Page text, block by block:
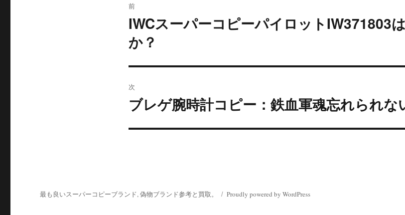
稿
ナ
ゲ
ー
前
前
の
投
稿:
IWCスーパーコピーパイロットIW371803
か？
次
次
の
投
ブレゲ腕時計コピー：鉄血軍魂忘れられな
最も良いスーパーコピーブランド, 偽物ブランド参考と買取。 Proudly powered by WordPress